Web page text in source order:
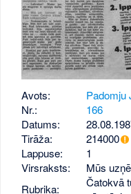
Avots:
Padomju
Nr.:
166
Datums:
Tirāža:
214000
Lappuse:
1
Virsraksts:
Mūs
Rubrika:
Čatokvā